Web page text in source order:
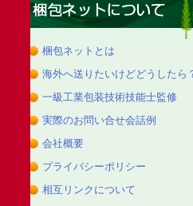
梱包ネットとは
海外へ送りたいけどどうしたら
一級工業包装技術技能士監修
実際のお問い合せ会話例
会社概要
プライバシーポリシー
相互リンクについて